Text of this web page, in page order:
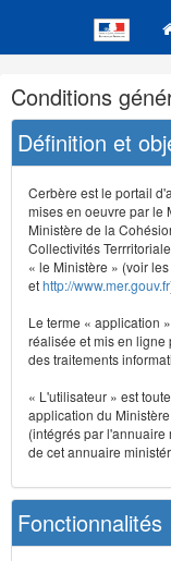
Navigation
et
outils
annexes
Conditions
Définition et
Cerbère est le portail
mises en oeuvre par le
Ministère de la
Collectivités
« le Ministère » (voir
ethttp://www.mer.gouv.fr
Le terme « application
réalisée et mis en ligne
des traitements
« L'utilisateur » est
application du
(intégrés par l'annuaire
de cet annuaire
Fonctionnalités